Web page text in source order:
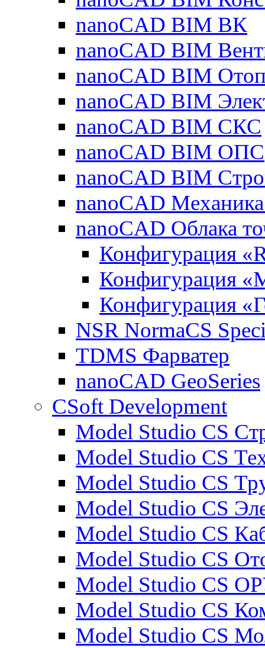
nanoCAD BIM ВК
nanoCAD BIM
nanoCAD BIM
nanoCAD BIM
nanoCAD BIM СКС
nanoCAD BIM ОПС
nanoCAD BIM
nanoCAD
nanoCAD Облака
Конфигурация
Конфигурация
Конфигурация
NSR NormaCS
TDMS Фарватер
nanoCAD GeoSeries
CSoft Development
Model Studio CS
Model Studio CS
Model Studio CS
Model Studio CS
Model Studio CS
Model Studio CS
Model Studio CS
Model Studio CS
Model Studio CS